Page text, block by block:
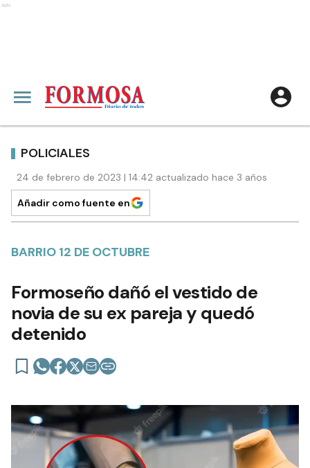
Ads
POLICIALES
24 de febrero de 2023 | 14:42 actualizado hace 3 años
Añadir como fuente en
BARRIO 12 DE OCTUBRE
Formoseño dañó el vestido de
novia de su ex pareja y quedó
detenido